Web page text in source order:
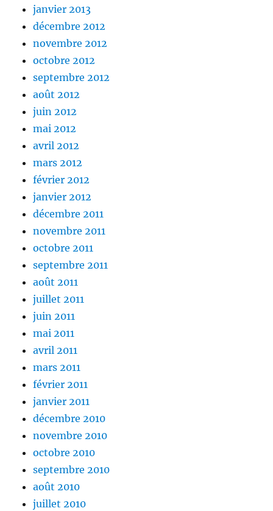
janvier 2013
décembre 2012
novembre 2012
octobre 2012
septembre 2012
août 2012
juin 2012
mai 2012
avril 2012
mars 2012
février 2012
janvier 2012
décembre 2011
novembre 2011
octobre 2011
septembre 2011
août 2011
juillet 2011
juin 2011
mai 2011
avril 2011
mars 2011
février 2011
janvier 2011
décembre 2010
novembre 2010
octobre 2010
septembre 2010
août 2010
juillet 2010